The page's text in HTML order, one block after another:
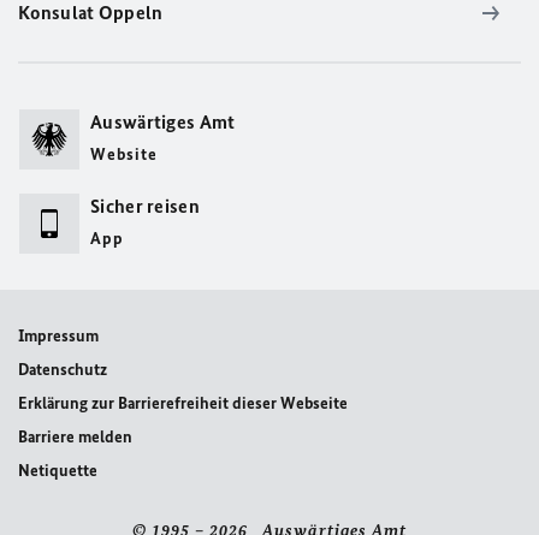
Konsulat Oppeln
Auswärtiges Amt
Website
Sicher reisen
App
Impressum
Datenschutz
Erklärung zur Barrierefreiheit dieser Webseite
Barriere melden
Netiquette
© 1995 – 2026 Auswärtiges Amt